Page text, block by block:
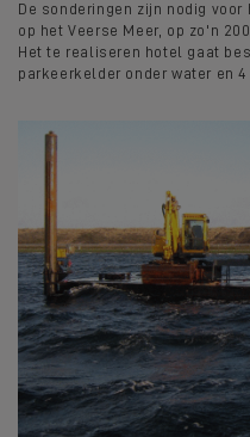
De sonderingen zijn nodig
op het Veerse Meer, op zo'n
Het te realiseren hotel gaat
parkeerkelder onder water en